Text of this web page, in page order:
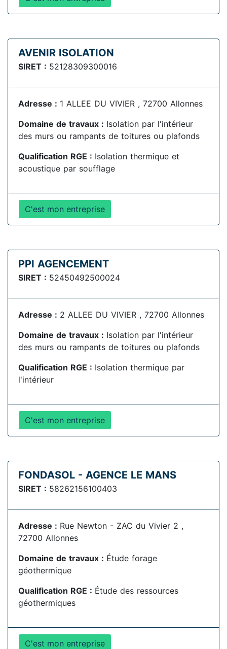
AVENIR ISOLATION
SIRET : 52128309300016
Adresse : 1 ALLEE DU VIVIER , 72700 Allonnes
Domaine de travaux : Isolation par l'intérieur
des murs ou rampants de toitures ou plafonds
Qualification RGE : Isolation thermique et
acoustique par soufflage
C'est mon entreprise
PPI AGENCEMENT
SIRET : 52450492500024
Adresse : 2 ALLEE DU VIVIER , 72700 Allonnes
Domaine de travaux : Isolation par l'intérieur
des murs ou rampants de toitures ou plafonds
Qualification RGE : Isolation thermique par
l'intérieur
C'est mon entreprise
FONDASOL - AGENCE LE MANS
SIRET : 58262156100403
Adresse : Rue Newton - ZAC du Vivier 2 ,
72700 Allonnes
Domaine de travaux : Étude forage
géothermique
Qualification RGE : Étude des ressources
géothermiques
C'est mon entreprise